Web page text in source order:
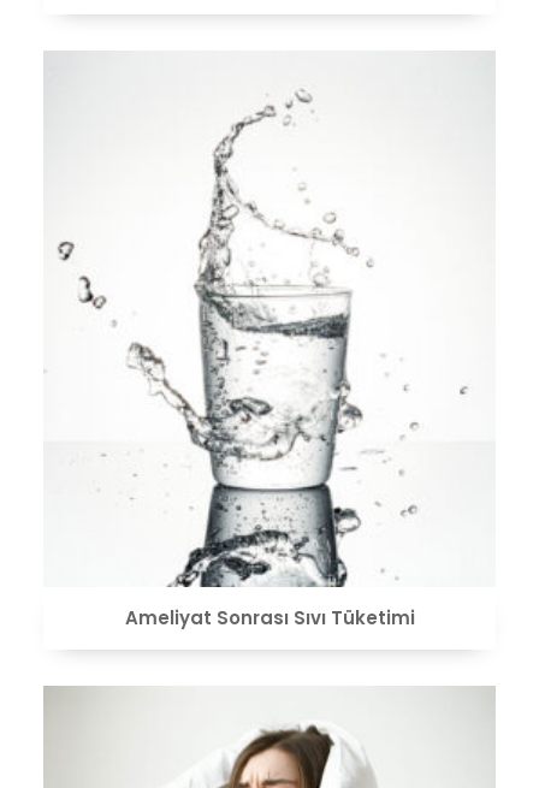
VIEW
Ameliyat Sonrası Sıvı Tüketimi